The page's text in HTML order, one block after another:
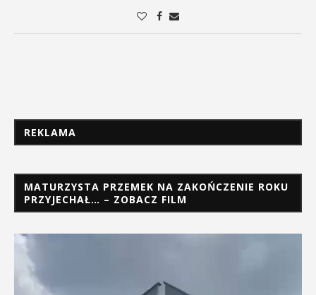
REKLAMA
MATURZYSTA PRZEMEK NA ZAKOŃCZENIE ROKU
PRZYJECHAŁ… – ZOBACZ FILM
Odtwarzacz